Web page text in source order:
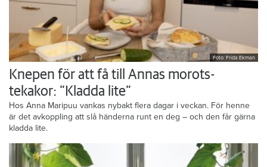
Foto: Frida Ekman
Knepen för att få till Annas morots-
tekakor: ”Kladda lite”
Hos Anna Maripuu vankas nybakt flera dagar i veckan. För henne
är det avkoppling att slå händerna runt en deg – och den får gärna
kladda lite.